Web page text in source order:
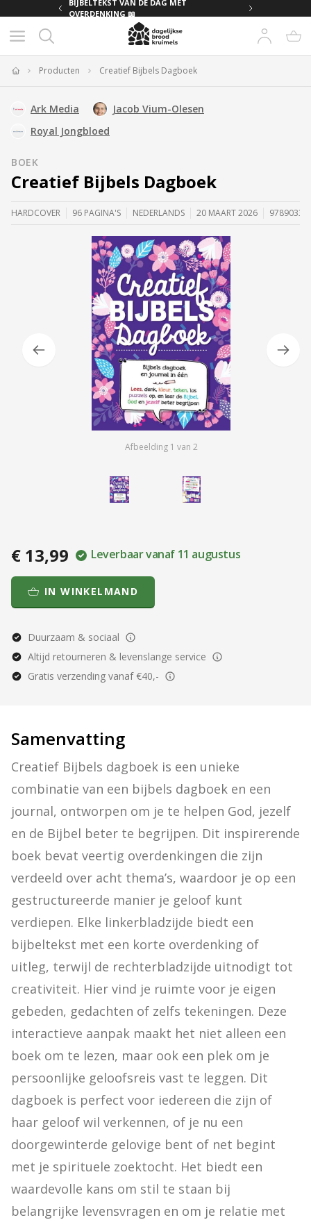
BIJBELTEKST VAN DE DAG MET
OVERDENKING 📖
Producten Creatief Bijbels Dagboek
Ark Media
Jacob Vium-Olesen
Royal Jongbloed
BOEK
Creatief Bijbels Dagboek
HARDCOVER 96 PAGINA'S NEDERLANDS 20 MAART 2026
Afbeelding 1 van 2
€ 13,99 Leverbaar vanaf 11 augustus
IN WINKELMAND
Duurzaam & sociaal
Altijd retourneren & levenslange service
Gratis verzending vanaf €40,-
Samenvatting
Creatief Bijbels dagboek is een unieke
combinatie van een bijbels dagboek en een
journal, ontworpen om je te helpen God, jezelf
en de Bijbel beter te begrijpen. Dit inspirerende
boek bevat veertig overdenkingen die zijn
verdeeld over acht thema’s, waardoor je op een
gestructureerde manier je geloof kunt
verdiepen. Elke linkerbladzijde biedt een
bijbeltekst met een korte overdenking of
uitleg, terwijl de rechterbladzijde uitnodigt tot
creativiteit. Hier vind je ruimte voor je eigen
gebeden, gedachten of zelfs tekeningen. Deze
interactieve aanpak maakt het niet alleen een
boek om te lezen, maar ook een plek om je
persoonlijke geloofsreis vast te leggen. Dit
dagboek is perfect voor iedereen die zijn of
haar geloof wil verkennen, of je nu een
doorgewinterde gelovige bent of net begint
met je spirituele zoektocht. Het biedt een
waardevolle kans om stil te staan bij
belangrijke levensvragen en om je relatie met